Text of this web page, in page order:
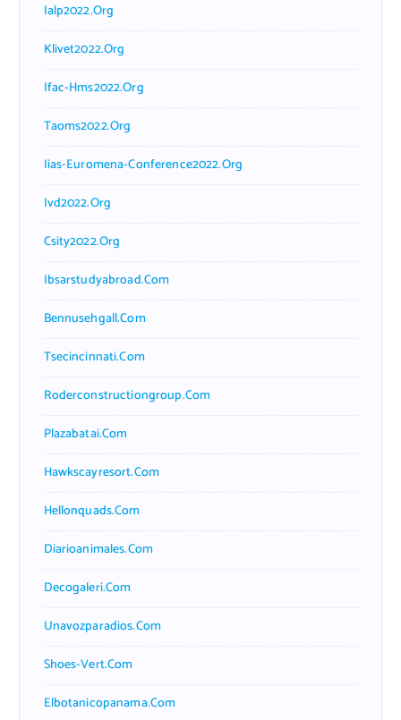
Ialp2022.org
Klivet2022.org
Ifac-Hms2022.org
Taoms2022.org
Iias-Euromena-Conference2022.org
Ivd2022.org
Csity2022.org
Ibsarstudyabroad.com
Bennusehgall.com
Tsecincinnati.com
Roderconstructiongroup.com
Plazabatai.com
Hawkscayresort.com
Hellonquads.com
Diarioanimales.com
Decogaleri.com
Unavozparadios.com
Shoes-Vert.com
Elbotanicopanama.com